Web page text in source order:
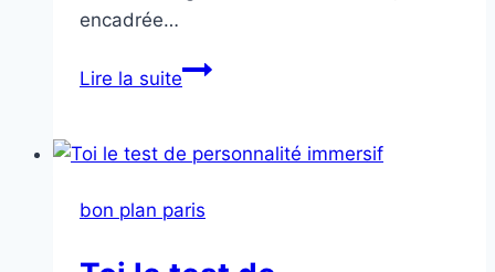
encadrée…
Lire la suiteAteliers
bon plan paris